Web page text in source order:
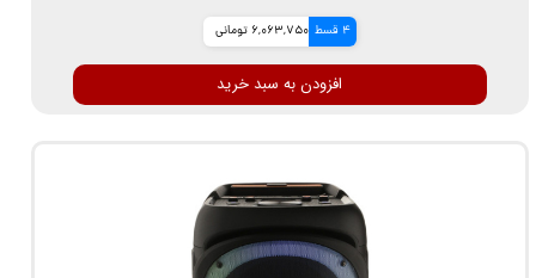
4 قسط 6,063,750 تومانی
افزودن به سبد خرید